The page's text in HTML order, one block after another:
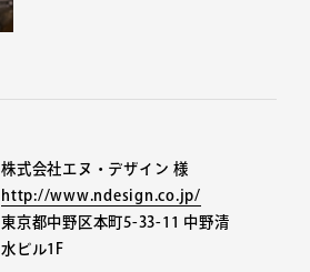
株式会社エヌ・デザイン 様
http://www.ndesign.co.jp/
東京都中野区本町5-33-11 中野清
水ビル1F